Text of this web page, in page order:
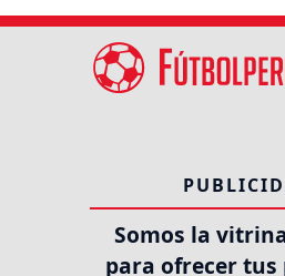
Somos la
para ofrecer tus